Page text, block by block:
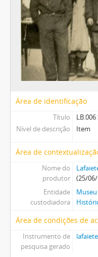
Área de identificação
Título LB.006
Nível de descrição
Item
Área de
Nome do
produtor
(25/
Entidade
custodiadora
Área de condições de
Instrumento de
pesquisa gerado